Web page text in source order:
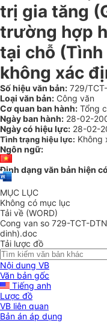
trị gia tăng
trường hợp
tại chỗ
không xác
Số hiệu văn bản: 729/
Loại văn bản: Công văn
Cơ quan ban hành: Tổng
Ngày ban hành: 28-02-
Ngày có hiệu lực: 28-02-
Tình trạng hiệu lực: Không
Ngôn ngữ:
Định dạng văn bản hiện
MỤC LỤC
Không có mục lục
Tải về (WORD)
Cong van so 729-TCT-
dinh).doc
Tải lược đồ
Nội dung VB
Văn bản gốc
Tiếng anh
Lược đồ
VB liên quan
Bản án áp dụng